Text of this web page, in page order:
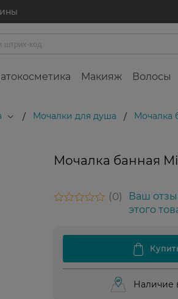
Макияж Волосы
/ Мочалки для душа / Мочалка
Мочалка банная
0
Ваш
этого
Наличие